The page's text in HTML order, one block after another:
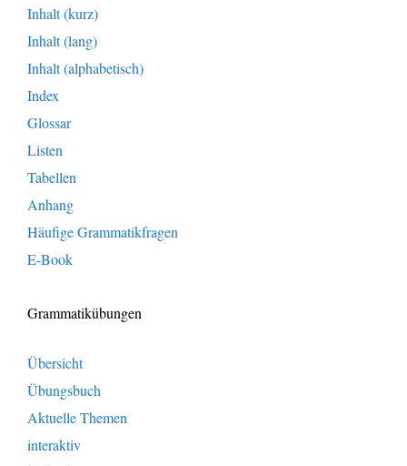
Inhalt (kurz)
Inhalt (lang)
Inhalt (alphabetisch)
Index
Glossar
Listen
Tabellen
Anhang
Häufige Grammatikfragen
E-Book
Grammatikübungen
Übersicht
Übungsbuch
Aktuelle Themen
interaktiv